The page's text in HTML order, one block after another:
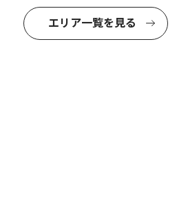
エリア一覧を見る